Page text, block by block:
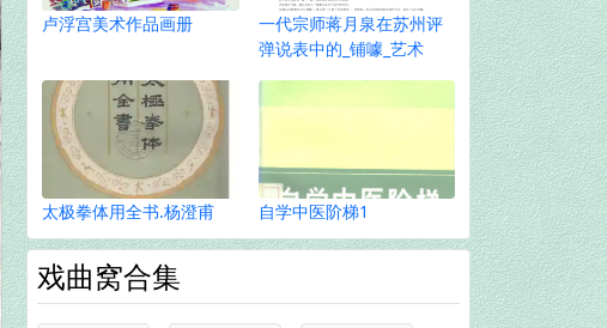
卢浮宫美术作品画册
一代宗师蒋月泉在苏州评
弹说表中的_铺噱_艺术
太极拳体用全书.杨澄甫 自学中医阶梯1
戏曲窝合集